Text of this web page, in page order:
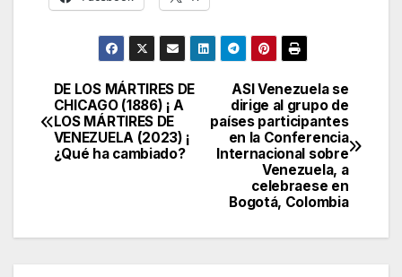
Navegación
de
entradas
ASI Venezuela se
dirige al grupo de
países participantes
en la Conferencia
Internacional sobre
Venezuela, a
celebraese en
Bogotá, Colombia
DE LOS MÁRTIRES DE
CHICAGO (1886) ¡ A
LOS MÁRTIRES DE
VENEZUELA (2023) ¡
¿Qué ha cambiado?